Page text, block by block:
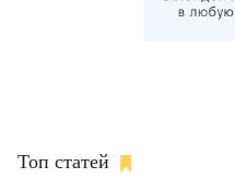
Топ статей